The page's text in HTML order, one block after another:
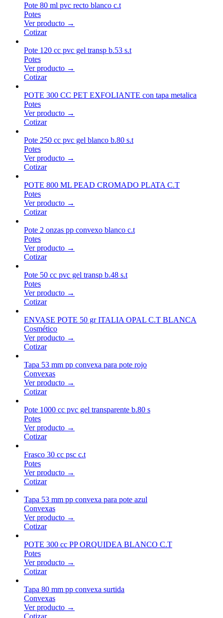
Pote 80 ml pvc recto blanco c.t
Potes
Ver producto →
Cotizar
Pote 120 cc pvc gel transp b.53 s.t
Potes
Ver producto →
Cotizar
POTE 300 CC PET EXFOLIANTE con tapa metalica
Potes
Ver producto →
Cotizar
Pote 250 cc pvc gel blanco b.80 s.t
Potes
Ver producto →
Cotizar
POTE 800 ML PEAD CROMADO PLATA C.T
Potes
Ver producto →
Cotizar
Pote 2 onzas pp convexo blanco c.t
Potes
Ver producto →
Cotizar
Pote 50 cc pvc gel transp b.48 s.t
Potes
Ver producto →
Cotizar
ENVASE POTE 50 gr ITALIA OPAL C.T BLANCA
Cosmético
Ver producto →
Cotizar
Tapa 53 mm pp convexa para pote rojo
Convexas
Ver producto →
Cotizar
Pote 1000 cc pvc gel transparente b.80 s
Potes
Ver producto →
Cotizar
Frasco 30 cc psc c.t
Potes
Ver producto →
Cotizar
Tapa 53 mm pp convexa para pote azul
Convexas
Ver producto →
Cotizar
POTE 300 cc PP ORQUIDEA BLANCO C.T
Potes
Ver producto →
Cotizar
Tapa 80 mm pp convexa surtida
Convexas
Ver producto →
Cotizar